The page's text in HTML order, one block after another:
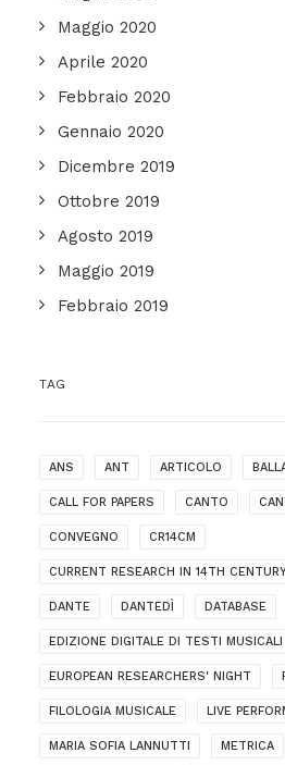
Maggio 2020
Aprile 2020
Febbraio 2020
Gennaio 2020
Dicembre 2019
Ottobre 2019
Agosto 2019
Maggio 2019
Febbraio 2019
TAG
ANS ANT ARTICOLO
CALL FOR PAPERS CANTO
CONVEGNO CR14CM
CURRENT RESEARCH IN 14TH
DANTE DANTEDÌ DATABASE
EDIZIONE DIGITALE DI TESTI MUSICALI
EUROPEAN RESEARCHERS' NIGHT
FILOLOGIA MUSICALE LIVE
MARIA SOFIA LANNUTTI METRICA